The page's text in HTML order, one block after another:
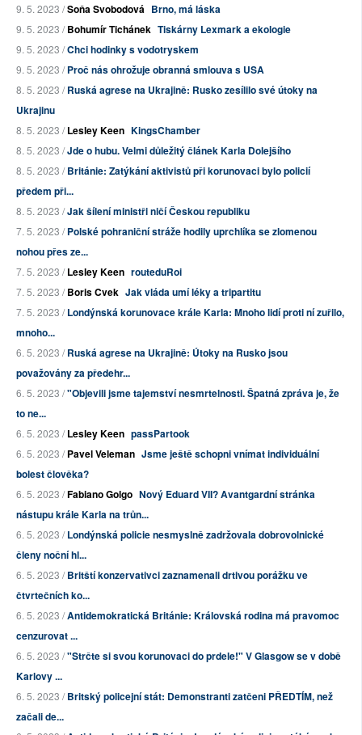
9. 5. 2023 /Soňa Svobodová Brno, má láska
9. 5. 2023 /Bohumír Tichánek Tiskárny Lexmark a ekologie
9. 5. 2023 /Chci hodinky s vodotryskem
9. 5. 2023 /Proč nás ohrožuje obranná smlouva s USA
8. 5. 2023 /Ruská agrese na Ukrajině: Rusko zesílilo své útoky na
Ukrajinu
8. 5. 2023 /Lesley Keen KingsChamber
8. 5. 2023 /Jde o hubu. Velmi důležitý článek Karla Dolejšího
8. 5. 2023 /Británie: Zatýkání aktivistů při korunovaci bylo policií
předem při...
8. 5. 2023 /Jak šílení ministři ničí Českou republiku
7. 5. 2023 /Polské pohraniční stráže hodily uprchlíka se zlomenou
nohou přes ze...
7. 5. 2023 /Lesley Keen routeduRoi
7. 5. 2023 /Boris Cvek Jak vláda umí léky a tripartitu
7. 5. 2023 /Londýnská korunovace krále Karla: Mnoho lidí proti ní zuřilo,
mnoho...
6. 5. 2023 /Ruská agrese na Ukrajině: Útoky na Rusko jsou
považovány za předehr...
6. 5. 2023 /"Objevili jsme tajemství nesmrtelnosti. Špatná zpráva je, že
to ne...
6. 5. 2023 /Lesley Keen passPartook
6. 5. 2023 /Pavel Veleman Jsme ještě schopni vnímat individuální
bolest člověka?
6. 5. 2023 /Fabiano Golgo Nový Eduard VII? Avantgardní stránka
nástupu krále Karla na trůn...
6. 5. 2023 /Londýnská policie nesmyslně zadržovala dobrovolnické
členy noční hl...
6. 5. 2023 /Britští konzervativci zaznamenali drtivou porážku ve
čtvrtečních ko...
6. 5. 2023 /Antidemokratická Británie: Královská rodina má pravomoc
cenzurovat ...
6. 5. 2023 /"Strčte si svou korunovaci do prdele!" V Glasgow se v době
Karlovy ...
6. 5. 2023 /Britský policejní stát: Demonstranti zatčeni PŘEDTÍM, než
začali de...